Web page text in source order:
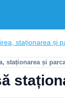
staționarea și
staționarea și